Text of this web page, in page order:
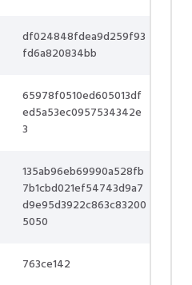
df024848fdea9d259f93
fd6a820834bb
65978f0510ed605013df
ed5a53ec0957534342e
3
135ab96eb69990a528fb
7b1cbd021ef54743d9a7
d9e95d3922c863c83200
5050
763ce142